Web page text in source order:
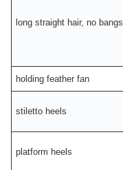
long straight hair, no bangs
holding feather fan
stiletto heels
platform heels